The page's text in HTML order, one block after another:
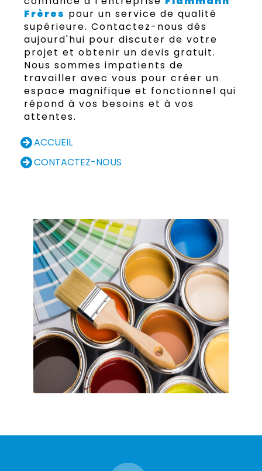
Frères pour un service de qualité
supérieure. Contactez-nous dès
aujourd'hui pour discuter de votre
projet et obtenir un devis gratuit.
Nous sommes impatients de
travailler avec vous pour créer un
espace magnifique et fonctionnel qui
répond à vos besoins et à vos
attentes.
ACCUEIL
CONTACTEZ-NOUS